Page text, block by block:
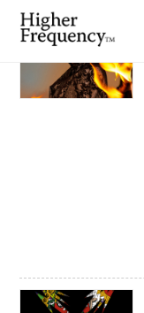
TAG: Shabazz Palaces